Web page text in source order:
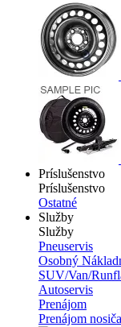
Príslušenstvo
Príslušenstvo
Ostatné
Služby
Služby
Pneuservis
Osobný
SUV/Van/
Autoservis
Prenájom
Prenájom